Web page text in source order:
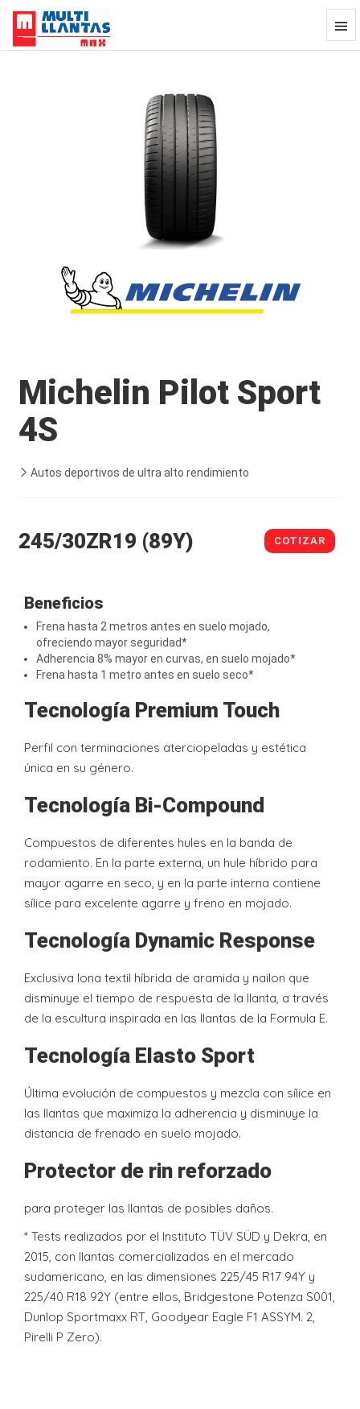
Llanta Michelin Pilot Sport 4S 245/
Michelin Pilot Sport
4S
Autos deportivos de ultra alto rendimiento
245/30ZR19 (89Y) COTIZAR
Beneficios
Frena hasta 2 metros antes en suelo mojado,
ofreciendo mayor seguridad*
Adherencia 8% mayor en curvas, en suelo mojado*
Frena hasta 1 metro antes en suelo seco*
Tecnología Premium Touch
Perfil con terminaciones aterciopeladas y estética
única en su género.
Tecnología Bi-Compound
Compuestos de diferentes hules en la banda de
rodamiento. En la parte externa, un hule híbrido para
mayor agarre en seco, y en la parte interna contiene
sílice para excelente agarre y freno en mojado.
Tecnología Dynamic Response
Exclusiva lona textil híbrida de aramida y nailon que
disminuye el tiempo de respuesta de la llanta, a través
de la escultura inspirada en las llantas de la Formula E.
Tecnología Elasto Sport
Última evolución de compuestos y mezcla con sílice en
las llantas que maximiza la adherencia y disminuye la
distancia de frenado en suelo mojado.
Protector de rin reforzado
para proteger las llantas de posibles daños.
* Tests realizados por el Instituto TÜV SÜD y Dekra, en
2015, con llantas comercializadas en el mercado
sudamericano, en las dimensiones 225/45 R17 94Y y
225/40 R18 92Y (entre ellos, Bridgestone Potenza S001,
Dunlop Sportmaxx RT, Goodyear Eagle F1 ASSYM. 2,
Pirelli P Zero).